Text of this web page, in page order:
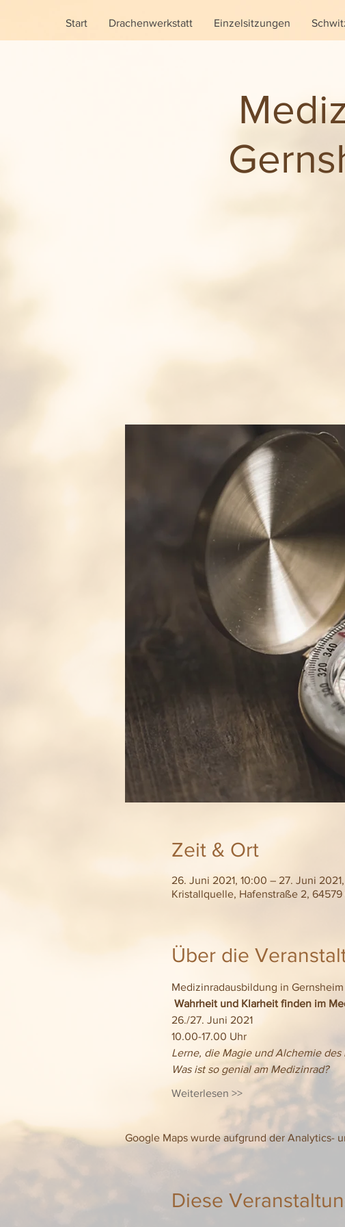
Start Drachenwerkstatt Einzelsitzungen
Zeit & Ort
26. Juni 2021, 10:00 – 27. Juni
Kristallquelle, Hafenstraße 2,
Über die
Medizinradausbildung in
Wahrheit und Klarheit finden im
26./27. Juni 2021
10.00-17.00 Uhr
Lerne, die Magie und Alchemie
Was ist so genial am Medizinrad?
Weiterlesen >>
Google Maps wurde aufgrund der Analytics-
Diese